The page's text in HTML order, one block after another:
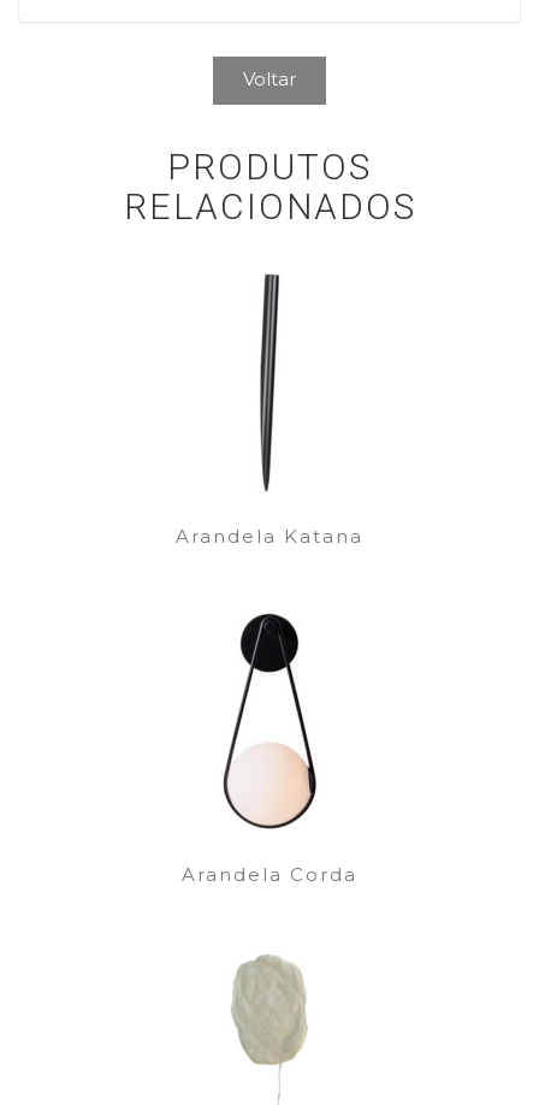
Voltar
PRODUTOS
RELACIONADOS
Arandela Katana
Arandela Corda